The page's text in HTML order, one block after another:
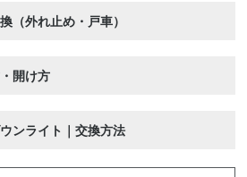
（外れ止め・戸車）
開け方
ンライト｜交換方法